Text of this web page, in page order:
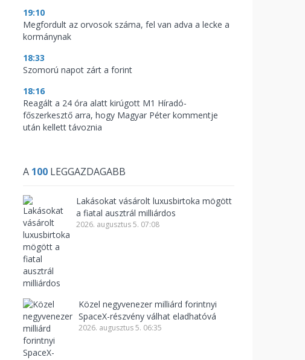
19:10
Megfordult az orvosok száma, fel van adva a lecke a
kormánynak
18:33
Szomorú napot zárt a forint
18:16
Reagált a 24 óra alatt kirúgott M1 Híradó-
főszerkesztő arra, hogy Magyar Péter kommentje
után kellett távoznia
A 100 LEGGAZDAGABB
Lakásokat vásárolt luxusbirtoka mögött
a fiatal ausztrál milliárdos
2026. augusztus 5. 07:08
Közel negyvenezer milliárd forintnyi
SpaceX-részvény válhat eladhatóvá
2026. augusztus 5. 06:35